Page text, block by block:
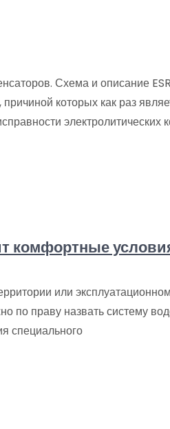
Схема и описание
которых как раз
электролитических
комфортные
или
по праву назвать систему
специального